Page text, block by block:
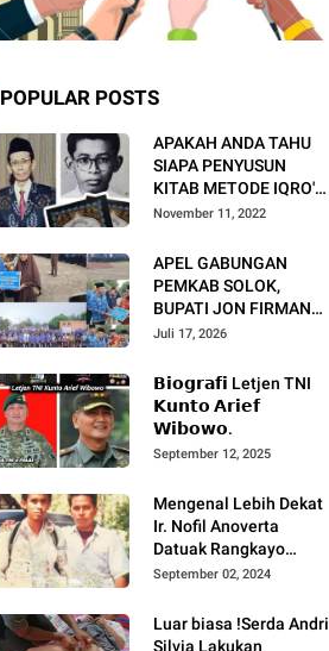
POPULAR POSTS
APAKAH ANDA TAHU
SIAPA PENYUSUN
KITAB METODE IQRO'?
INI BIOGRAFI KH. AS'AD
November 11, 2022
APEL GABUNGAN
PEMKAB SOLOK,
BUPATI JON FIRMAN
PANDU TEKANKAN ASN
DAN PELAYANAN
MASYARAKAT.
Juli 17, 2026
𝗕𝗶𝗼𝗴𝗿𝗮𝗳𝗶 Letjen TNI
𝗞𝘂𝗻𝘁𝗼 𝗔𝗿𝗶𝗲𝗳
𝗪𝗶𝗯𝗼𝘄𝗼.
September 12, 2025
Mengenal Lebih Dekat
Ir. Nofil Anoverta
Datuak Rangkayo
Batuah Cawako
September 02, 2024
Luar biasa !Serda Andri
Silvia Lakukan